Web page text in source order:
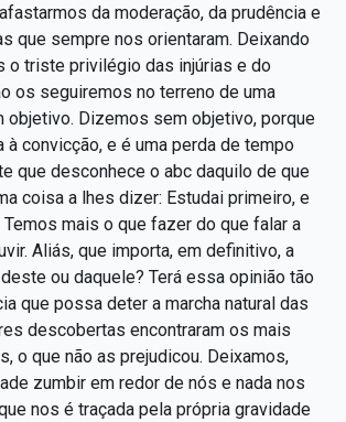
da moderação, da prudência e
que sempre nos orientaram. Deixando
o triste privilégio das injúrias e do
os seguiremos no terreno de uma
objetivo. Dizemos sem objetivo, porque
à convicção, e é uma perda de tempo
que desconhece o abc daquilo de que
coisa a lhes dizer: Estudai primeiro, e
mais o que fazer do que falar a
Aliás, que importa, em definitivo, a
ou daquele? Terá essa opinião tão
que possa deter a marcha natural das
descobertas encontraram os mais
o que não as prejudicou. Deixamos,
zumbir em redor de nós e nada nos
nos é traçada pela própria gravidade